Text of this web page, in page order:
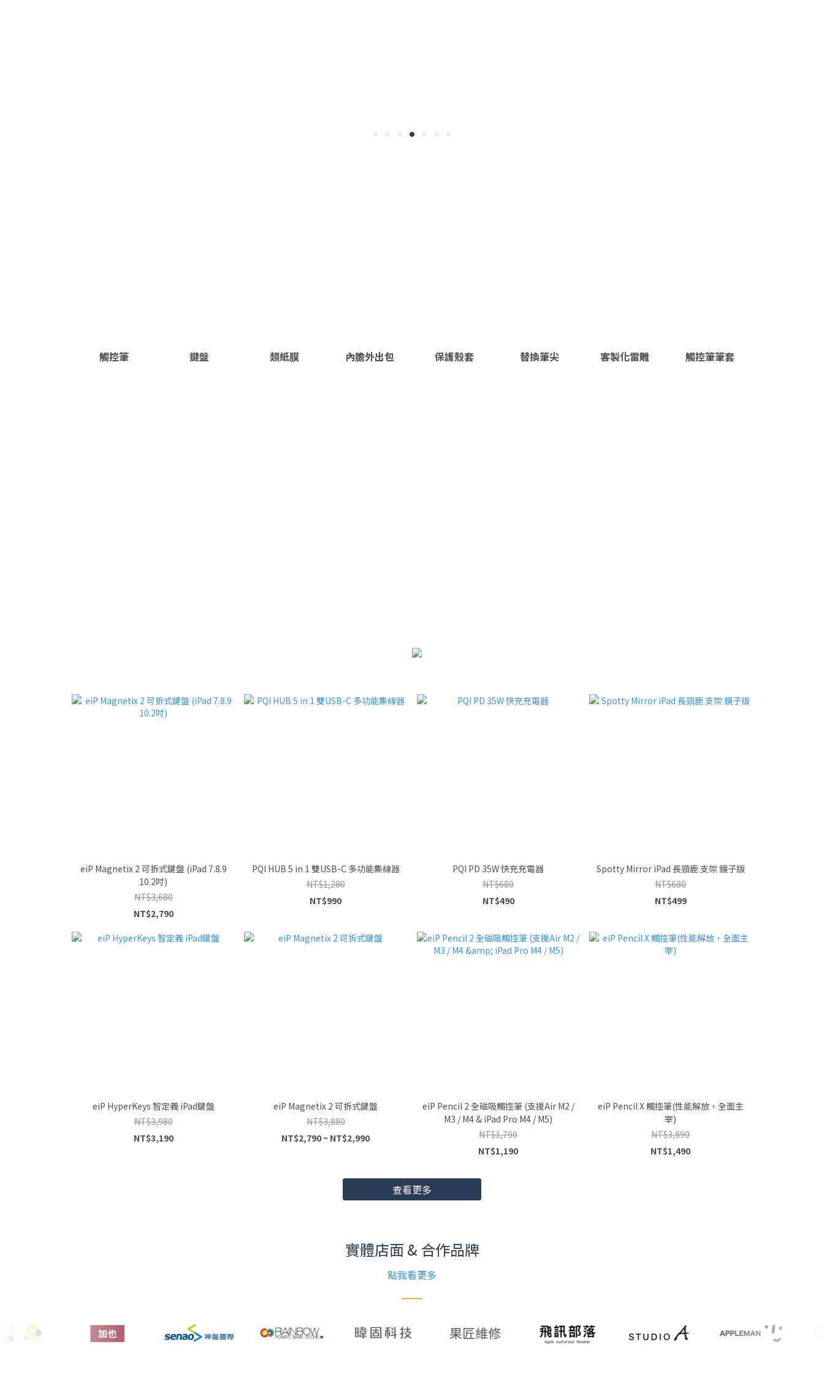
觸控筆 鍵盤 類紙膜 內膽外出包 保護殼套 替換筆尖 客製化雷雕 觸控筆筆套
eiP Magnetix 2 可拆式鍵盤 (iPad 7.8.9
10.2吋)
NT$3,680
NT$2,790
PQI HUB 5 in 1 雙USB-C 多功能集線器
NT$1,280
NT$990
PQI PD 35W 快充充電器
NT$680
NT$490
Spotty Mirror iPad 長頸鹿 支架 鏡子版
NT$680
NT$499
eiP HyperKeys 智定義 iPad鍵盤
NT$3,980
NT$3,190
eiP Magnetix 2 可拆式鍵盤
NT$3,880
NT$2,790 ~ NT$2,990
eiP Pencil 2 全磁吸觸控筆 (支援Air M2 /
M3 / M4 & iPad Pro M4 / M5)
NT$1,790
NT$1,190
eiP Pencil X 觸控筆(性能解放，全面主
宰)
NT$3,890
NT$1,490
查看更多
實體店面 & 合作品牌
點我看更多